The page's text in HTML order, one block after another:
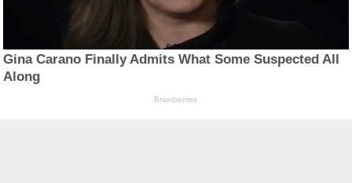
Gina Carano Finally Admits What Some Suspected All
Along
Brainberries